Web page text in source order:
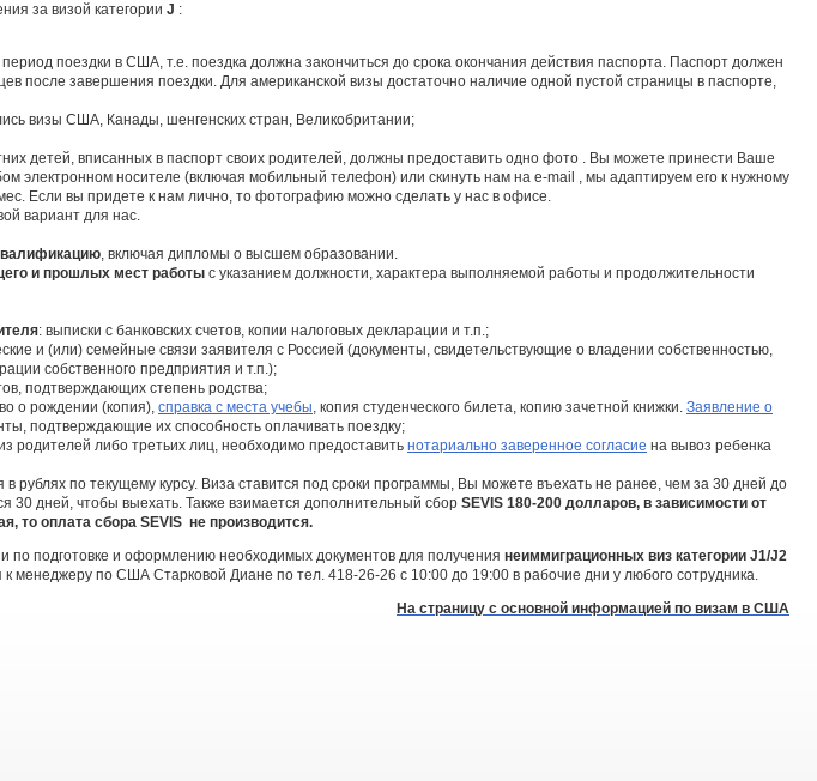
за визой категории J :
поездки в США, т.е. поездка должна закончиться до срока окончания действия паспорта. Паспорт должен
после завершения поездки. Для американской визы достаточно наличие одной пустой страницы в паспорте,
визы США, Канады, шенгенских стран, Великобритании;
детей, вписанных в паспорт своих родителей, должны предоставить одно фото . Вы можете принести Ваше
электронном носителе (включая мобильный телефон) или скинуть нам на e-mail , мы адаптируем его к нужному
Если вы придете к нам лично, то фотографию можно сделать у нас в офисе.
вариант для нас.
, включая дипломы о высшем образовании.
и прошлых мест работы с указанием должности, характера выполняемой работы и продолжительности
: выписки с банковских счетов, копии налоговых декларации и т.п.;
и (или) семейные связи заявителя с Россией (документы, свидетельствующие о владении собственностью,
собственного предприятия и т.п.);
подтверждающих степень родства;
о рождении (копия), справка с места учебы, копия студенческого билета, копию зачетной книжки. Заявление о
подтверждающие их способность оплачивать поездку;
родителей либо третьих лиц, необходимо предоставить нотариально заверенное согласие на вывоз ребенка
в рублях по текущему курсу. Виза ставится под сроки программы, Вы можете въехать не ранее, чем за 30 дней до
30 дней, чтобы выехать. Также взимается дополнительный сбор SEVIS 180-200 долларов, в зависимости от
то оплата сбора SEVIS не производится.
по подготовке и оформлению необходимых документов для получения неиммиграционных виз категории J1/J2
менеджеру по США Старковой Диане по тел. 418-26-26 с 10:00 до 19:00 в рабочие дни у любого сотрудника.
На страницу с основной информацией по визам в США